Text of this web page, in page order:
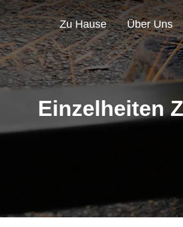
Zu Hause Über Uns
Einzelheiten